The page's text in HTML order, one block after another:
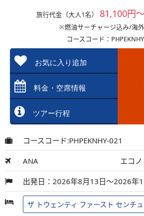
旅行代金（大人1名） 81,100円
※燃油サーチャージ込み/海
コースコード：
お気に入り追加
料金・空席情報
ツアー行程
コースコード:PHPEKNHY-021
ANA エコ
出発日：2026年8月13日～2026年
ザ トウェンティ ファースト センチ